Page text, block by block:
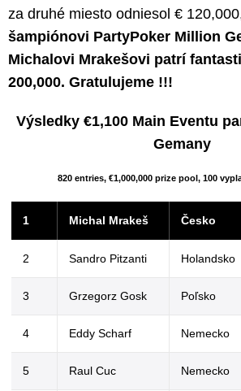
za druhé miesto odniesol €
šampiónovi PartyPoker Million
Michalovi Mrakešovi patrí
200,000. Gratulujeme !!!
Výsledky €1,100 Main Eventu
Gemany
820 entries, €1,000,000 prize pool, 100
1 Michal Mrakeš Česko
2 Sandro Pitzanti Holandsko
3 Grzegorz Gosk Poľsko
4 Eddy Scharf Nemecko
5 Raul Cuc Nemecko